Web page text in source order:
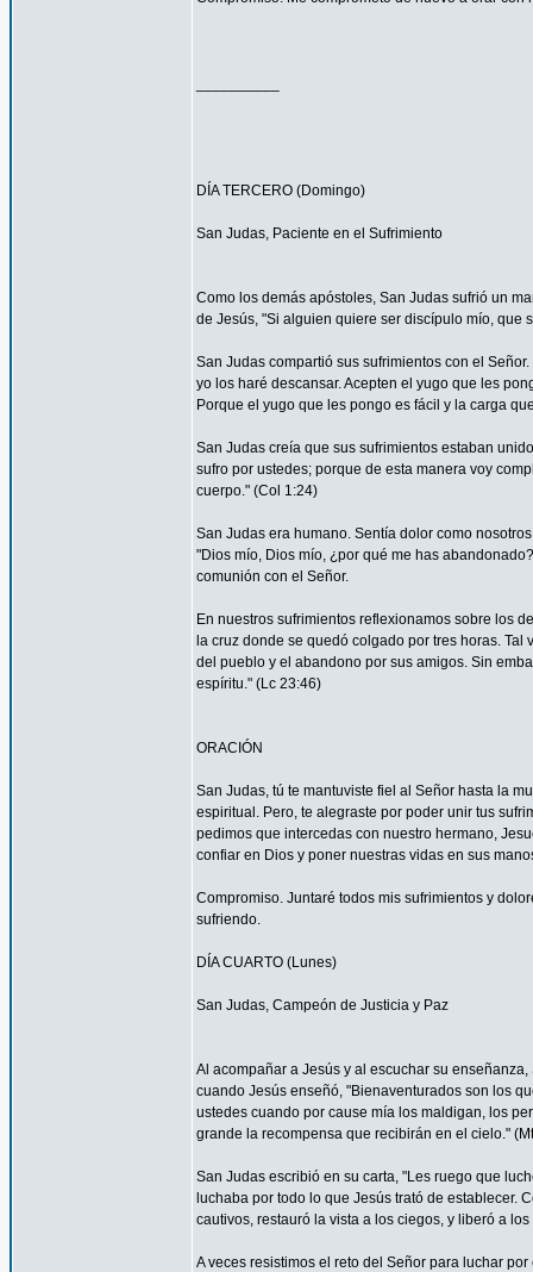
DÍA TERCERO (Domingo)
San Judas, Paciente en el Sufrimiento
Como los demás apóstoles, San Judas sufrió un
de Jesús, "Si alguien quiere ser discípulo mío, que
San Judas compartió sus sufrimientos con el
yo los haré descansar. Acepten el yugo que les
Porque el yugo que les pongo es fácil y la carga
San Judas creía que sus sufrimientos estaban
sufro por ustedes; porque de esta manera voy
cuerpo." (Col 1:24)
San Judas era humano. Sentía dolor como
"Dios mío, Dios mío, ¿por qué me has
comunión con el Señor.
En nuestros sufrimientos reflexionamos sobre los
la cruz donde se quedó colgado por tres horas.
del pueblo y el abandono por sus amigos. Sin
espíritu." (Lc 23:46)
ORACIÓN
San Judas, tú te mantuviste fiel al Señor hasta la
espiritual. Pero, te alegraste por poder unir tus
pedimos que intercedas con nuestro hermano,
confiar en Dios y poner nuestras vidas en sus
Compromiso. Juntaré todos mis sufrimientos y
sufriendo.
DÍA CUARTO (Lunes)
San Judas, Campeón de Justicia y Paz
Al acompañar a Jesús y al escuchar su
cuando Jesús enseñó, "Bienaventurados son los
ustedes cuando por cause mía los maldigan, los
grande la recompensa que recibirán en el cielo."
San Judas escribió en su carta, "Les ruego que
luchaba por todo lo que Jesús trató de establecer.
cautivos, restauró la vista a los ciegos, y liberó a
A veces resistimos el reto del Señor para luchar